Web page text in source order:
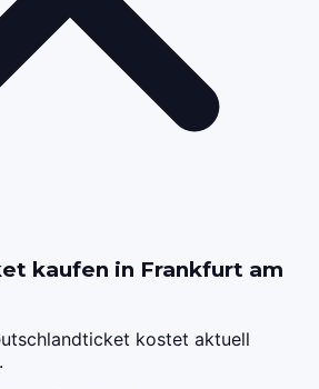
kaufen in Frankfurt am
kostet aktuell